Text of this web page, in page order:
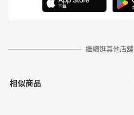
繼續逛其他店舖
相似商品